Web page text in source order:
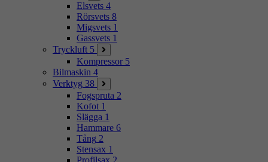
Elsvets 4
Rörsvets 8
Migsvets 1
Gassvets 1
Tryckluft 5
Kompressor 5
Bilmaskin 4
Verktyg 38
Fogspruta 2
Kofot 1
Slägga 1
Hammare 6
Tång 2
Stensax 1
Profilsax 2